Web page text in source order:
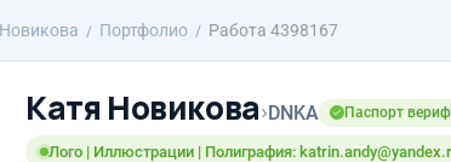
Портфолио Работа 4398167
Катя Новикова›DNKA Паспорт
Лого | Иллюстрации | Полиграфия: